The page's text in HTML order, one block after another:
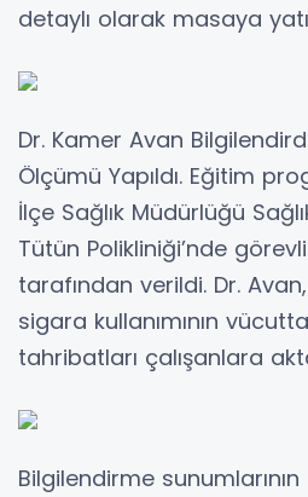
detaylı olarak masaya
Dr. Kamer Avan
Ölçümü Yapıldı. Eğitim
İlçe Sağlık Müdürlüğü
Tütün Polikliniği’nde
tarafından verildi. Dr.
sigara kullanımının
tahribatları çalışanlara
Bilgilendirme